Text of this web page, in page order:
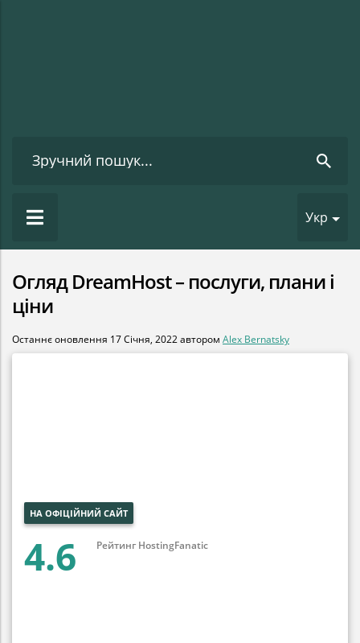
Укр
Огляд DreamHost – послуги, плани і
ціни
Останнє оновлення 17 Січня, 2022автором Alex Bernatsky
НА ОФІЦІЙНИЙ САЙТ
4.6 Рейтинг HostingFanatic